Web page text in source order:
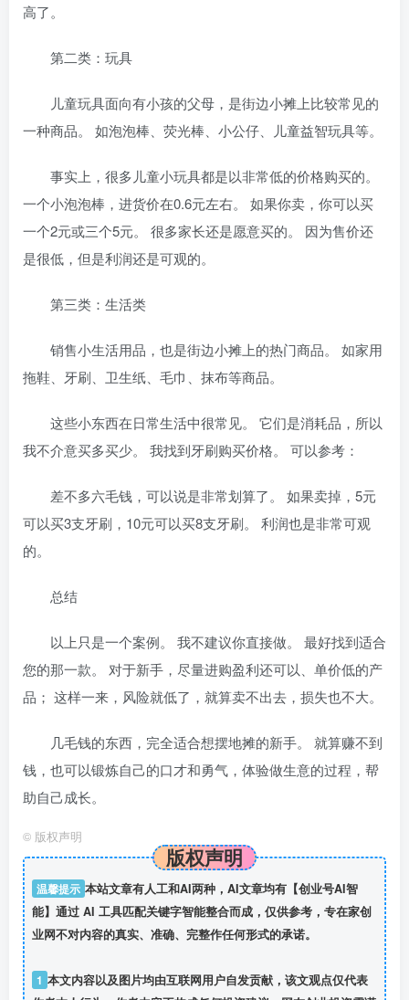
高了。
第二类：玩具
儿童玩具面向有小孩的父母，是街边小摊上比较常见的
一种商品。 如泡泡棒、荧光棒、小公仔、儿童益智玩具等。
事实上，很多儿童小玩具都是以非常低的价格购买的。
一个小泡泡棒，进货价在0.6元左右。 如果你卖，你可以买
一个2元或三个5元。 很多家长还是愿意买的。 因为售价还
是很低，但是利润还是可观的。
第三类：生活类
销售小生活用品，也是街边小摊上的热门商品。 如家用
拖鞋、牙刷、卫生纸、毛巾、抹布等商品。
这些小东西在日常生活中很常见。 它们是消耗品，所以
我不介意买多买少。 我找到牙刷购买价格。 可以参考：
差不多六毛钱，可以说是非常划算了。 如果卖掉，5元
可以买3支牙刷，10元可以买8支牙刷。 利润也是非常可观
的。
总结
以上只是一个案例。 我不建议你直接做。 最好找到适合
您的那一款。 对于新手，尽量进购盈利还可以、单价低的产
品； 这样一来，风险就低了，就算卖不出去，损失也不大。
几毛钱的东西，完全适合想摆地摊的新手。 就算赚不到
钱，也可以锻炼自己的口才和勇气，体验做生意的过程，帮
助自己成长。
© 版权声明
版权声明
温馨提示 本站文章有人工和AI两种，AI文章均有【创业号AI智
能】通过 AI 工具匹配关键字智能整合而成，仅供参考，专在家创
业网不对内容的真实、准确、完整作任何形式的承诺。
1 本文内容以及图片均由互联网用户自发贡献，该文观点仅代表